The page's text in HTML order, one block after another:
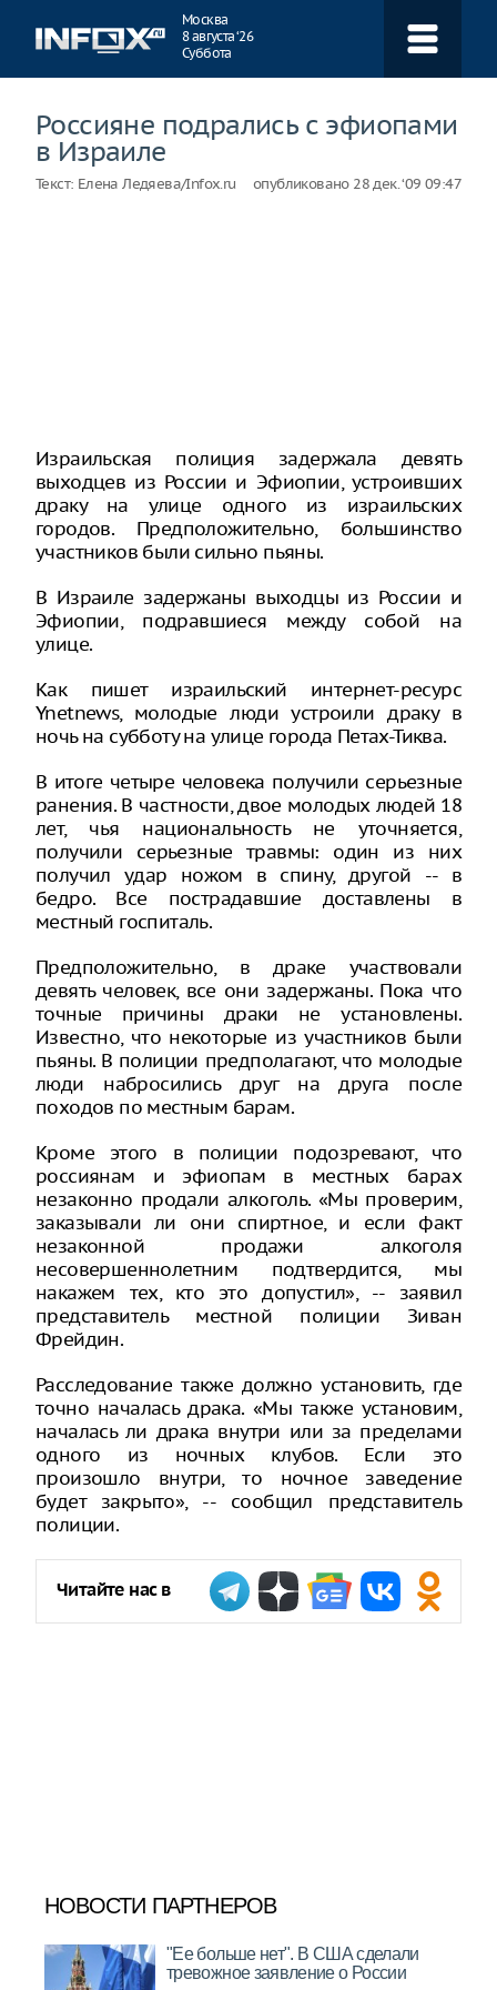
Москва
8 августа ‘26
Суббота
Россияне подрались с эфиопами
в Израиле
Текст: Елена Ледяева/Infox.ru опубликовано 28 дек. ‘09 09:47
Израильская полиция задержала девять
выходцев из России и Эфиопии, устроивших
драку на улице одного из израильских
городов. Предположительно, большинство
участников были сильно пьяны.
В Израиле задержаны выходцы из России и
Эфиопии, подравшиеся между собой на
улице.
Как пишет израильский интернет-ресурс
Ynetnews, молодые люди устроили драку в
ночь на субботу на улице города Петах-Тиква.
В итоге четыре человека получили серьезные
ранения. В частности, двое молодых людей 18
лет, чья национальность не уточняется,
получили серьезные травмы: один из них
получил удар ножом в спину, другой -- в
бедро. Все пострадавшие доставлены в
местный госпиталь.
Предположительно, в драке участвовали
девять человек, все они задержаны. Пока что
точные причины драки не установлены.
Известно, что некоторые из участников были
пьяны. В полиции предполагают, что молодые
люди набросились друг на друга после
походов по местным барам.
Кроме этого в полиции подозревают, что
россиянам и эфиопам в местных барах
незаконно продали алкоголь. «Мы проверим,
заказывали ли они спиртное, и если факт
незаконной продажи алкоголя
несовершеннолетним подтвердится, мы
накажем тех, кто это допустил», -- заявил
представитель местной полиции Зиван
Фрейдин.
Расследование также должно установить, где
точно началась драка. «Мы также установим,
началась ли драка внутри или за пределами
одного из ночных клубов. Если это
произошло внутри, то ночное заведение
будет закрыто», -- сообщил представитель
полиции.
Читайте нас в